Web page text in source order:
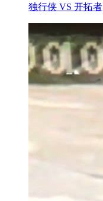
独行侠 VS 开拓者